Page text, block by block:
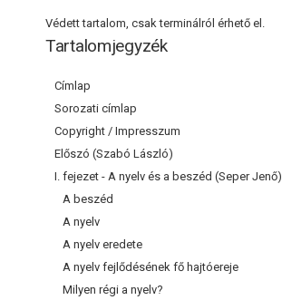
Védett tartalom, csak terminálról érhető el.
Tartalomjegyzék
Címlap
Sorozati címlap
Copyright / Impresszum
Előszó (Szabó László)
I. fejezet - A nyelv és a beszéd (Seper Jenő)
A beszéd
A nyelv
A nyelv eredete
A nyelv fejlődésének fő hajtóereje
Milyen régi a nyelv?